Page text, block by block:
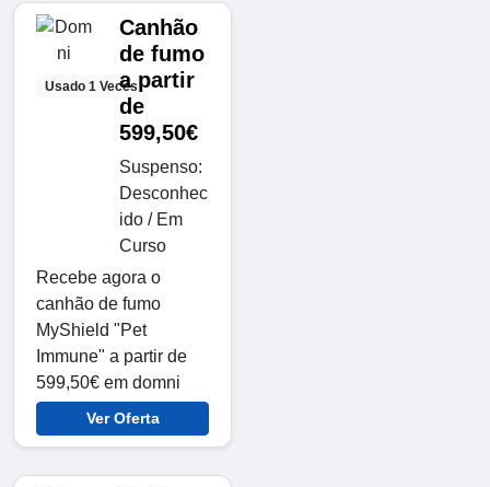
Usado 1 Veces
Canhão
de fumo
a partir
de
599,50€
Suspenso:
Desconhec
ido / Em
Curso
Recebe agora o
canhão de fumo
MyShield "Pet
Immune" a partir de
599,50€ em domni
Ver Oferta